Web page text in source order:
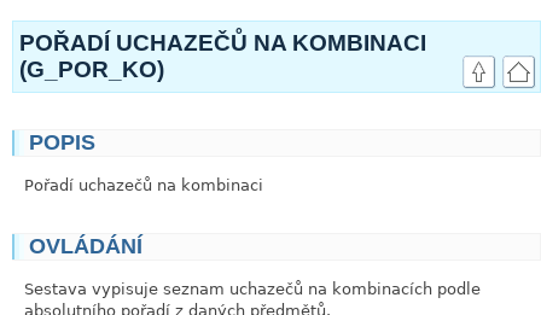
POŘADÍ UCHAZEČŮ NA KOMBINACI
(G_POR_KO)
POPIS
Pořadí uchazečů na kombinaci
OVLÁDÁNÍ
Sestava vypisuje seznam uchazečů na kombinacích podle
absolutního pořadí z daných předmětů.